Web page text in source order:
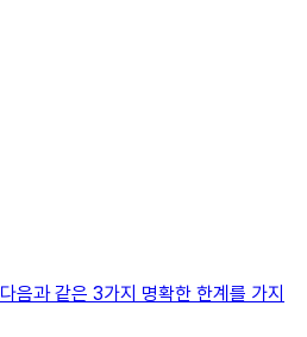
음과 같은 3가지 명확한 한계를 가지